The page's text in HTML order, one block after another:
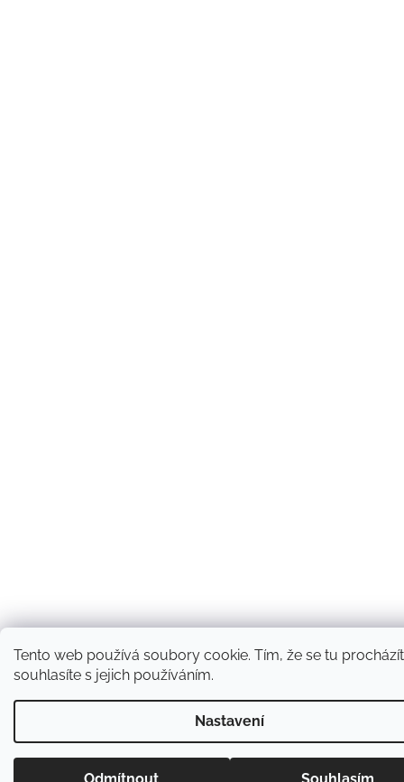
Tento web používá soubory cookie. Tím, že se tu
souhlasíte s jejich používáním.
Nastavení